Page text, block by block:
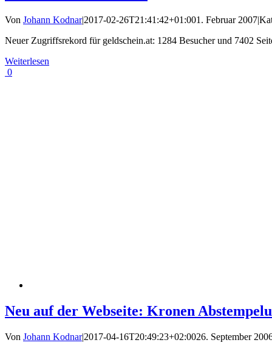
Von Johann Kodnar|2017-02-26T21:41:42+01:001. Februar 2007|
Neuer Zugriffsrekord für geldschein.at: 1284 Besucher und 7402
Weiterlesen
0
Neu auf der Webseite: Kronen
Von Johann Kodnar|2017-04-16T20:49:23+02:0026. September